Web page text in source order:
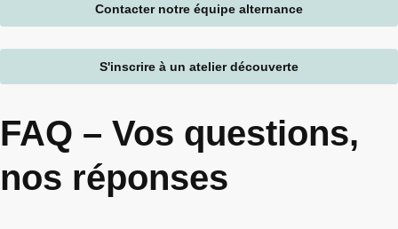
Contacter notre équipe alternance
S'inscrire à un atelier découverte
FAQ – Vos questions,
nos réponses